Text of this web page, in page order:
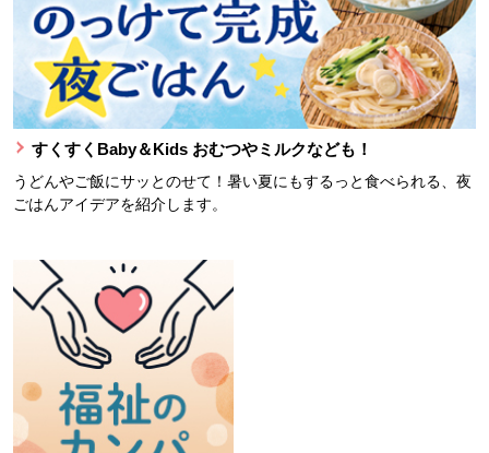
すくすくBaby＆Kids おむつやミルクなども！
うどんやご飯にサッとのせて！暑い夏にもするっと食べられる、夜
ごはんアイデアを紹介します。